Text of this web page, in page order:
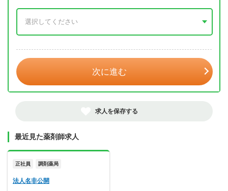
次に進む
求人を保存する
最近見た薬剤師求人
正社員 調剤薬局
法人名非公開